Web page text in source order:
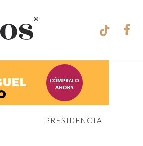
®
PRESIDENCIA